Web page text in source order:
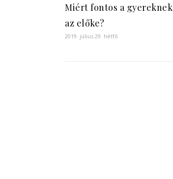
Miért fontos a gyereknek
az előke?
2019. július 29. hétfő